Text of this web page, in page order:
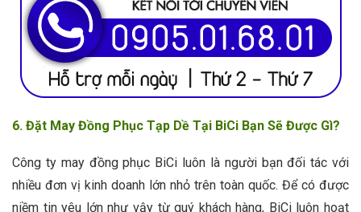
6. Đặt May Đồng Phục Tạp Dề Tại BiCi Bạn Sẽ Được Gì?
Công ty may đồng phục BiCi luôn là người bạn đối tác với
nhiều đơn vị kinh doanh lớn nhỏ trên toàn quốc. Để có được
niềm tin yêu lớn như vậy từ quý khách hàng, BiCi luôn hoạt